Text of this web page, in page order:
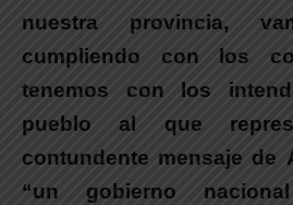
nuestra provincia,
cumpliendo con los
tenemos con los
pueblo al que
contundente mensaje de
“un gobierno